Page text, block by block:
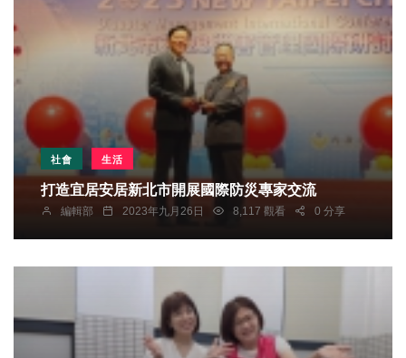
社會 生活
打造宜居安居新北市開展國際防災專家交流
編輯部 2023年九月26日 8,117 觀看 0 分享